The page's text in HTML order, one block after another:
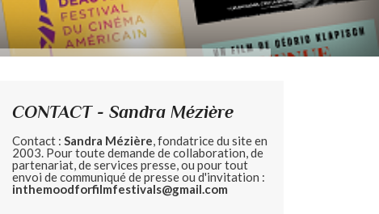
CONTACT - Sandra Mézière
Contact : Sandra Mézière, fondatrice du site en
2003. Pour toute demande de collaboration, de
partenariat, de services presse, ou pour tout
envoi de communiqué de presse ou d'invitation :
inthemoodforfilmfestivals@gmail.com